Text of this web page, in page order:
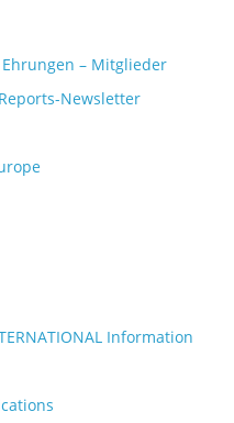
– Mitglieder
Newsletter
Information